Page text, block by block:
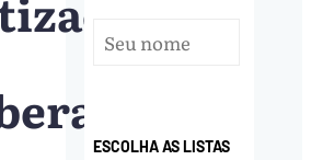
ESCOLHA AS LISTAS